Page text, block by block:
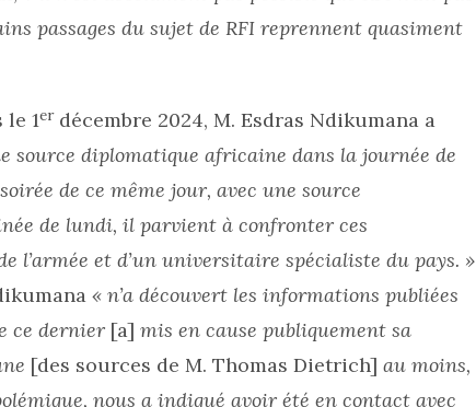
passages du sujet de RFI reprennent quasiment
le 1erdécembre 2024, M. Esdras Ndikumana a
source diplomatique africaine dans la journée de
de ce même jour, avec une source
de lundi, il parvient à confronter ces
l’armée et d’un universitaire spécialiste du pays. »
« n’a découvert les informations publiées
ce dernier [a] mis en cause publiquement sa
[des sources de M. Thomas Dietrich] au moins,
nous a indiqué avoir été en contact avec